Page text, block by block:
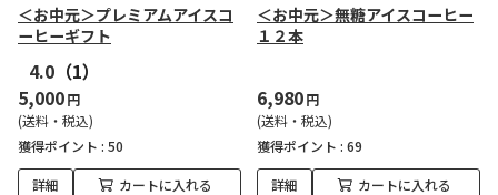
＜お中元＞プレミアムアイスコ
ーヒーギフト
4.0 （1）
5,000円
(送料・税込)
獲得ポイント : 50
詳細 カートに入れる
＜お中元＞無糖アイスコーヒー
１２本
6,980円
(送料・税込)
獲得ポイント : 69
詳細 カートに入れる